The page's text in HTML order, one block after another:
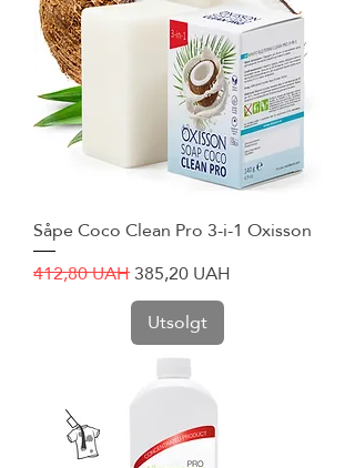
Såpe Coco Clean Pro 3-i-1 Oxisson
Vanlig pris
412,80 UAHSalgspris
385,20 UAH
Utsolgt